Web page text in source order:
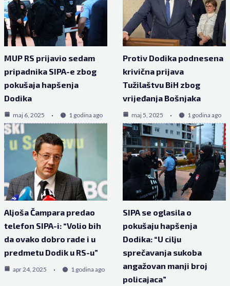
MUP RS prijavio sedam
pripadnika SIPA-e zbog
pokušaja hapšenja
Dodika
maj 6, 2025 1 godina ago
Protiv Dodika podnesena
krivična prijava
Tužilaštvu BiH zbog
vrijeđanja Bošnjaka
maj 5, 2025 1 godina ago
Aljoša Čampara predao
telefon SIPA-i: “Volio bih
da ovako dobro rade i u
predmetu Dodik u RS-u”
apr 24, 2025 1 godina ago
SIPA se oglasila o
pokušaju hapšenja
Dodika: “U cilju
sprečavanja sukoba
angažovan manji broj
policajaca”